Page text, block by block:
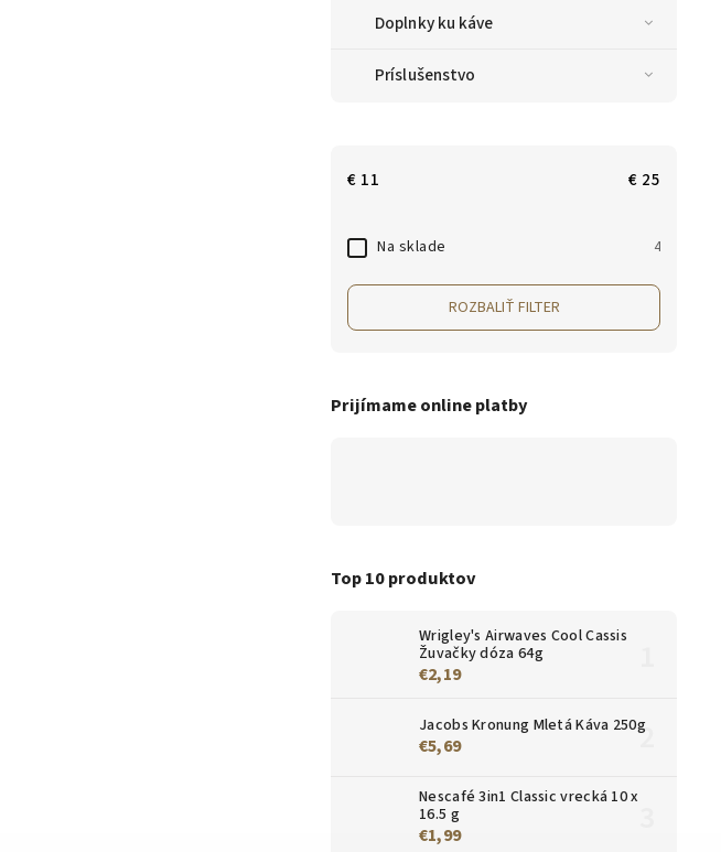
Doplnky ku káve
Príslušenstvo
€ 11 € 25
Na sklade 4
ROZBALIŤ FILTER
Prijímame online platby
Top 10 produktov
Wrigley's Airwaves Cool Cassis
Žuvačky dóza 64g
€2,19
Jacobs Kronung Mletá Káva 250g
€5,69
Nescafé 3in1 Classic vrecká 10 x
16.5 g
€1,99